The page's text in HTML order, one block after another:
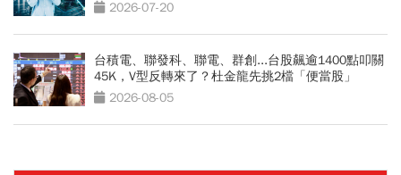
2026-07-20
台積電、聯發科、聯電、群創...台股飆逾1400點叩關
45K，V型反轉來了？杜金龍先挑2檔「便當股」
2026-08-05